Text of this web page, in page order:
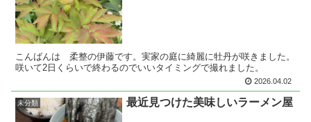
こんばんは 柔整の伊藤です。実家の庭に綺麗に牡丹が咲きました。
咲いて2日くらいで終わるのでいいタイミングで撮れました。
2026.04.02
未分類 最近見つけた美味しいラーメン屋